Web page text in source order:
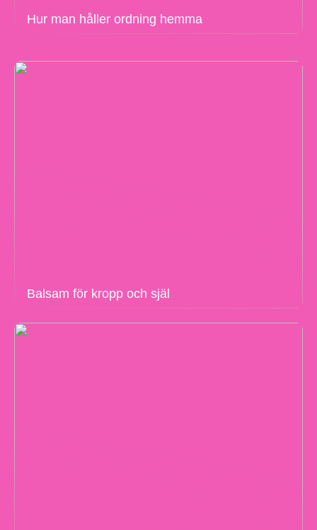
Hur man håller ordning hemma
Balsam för kropp och själ